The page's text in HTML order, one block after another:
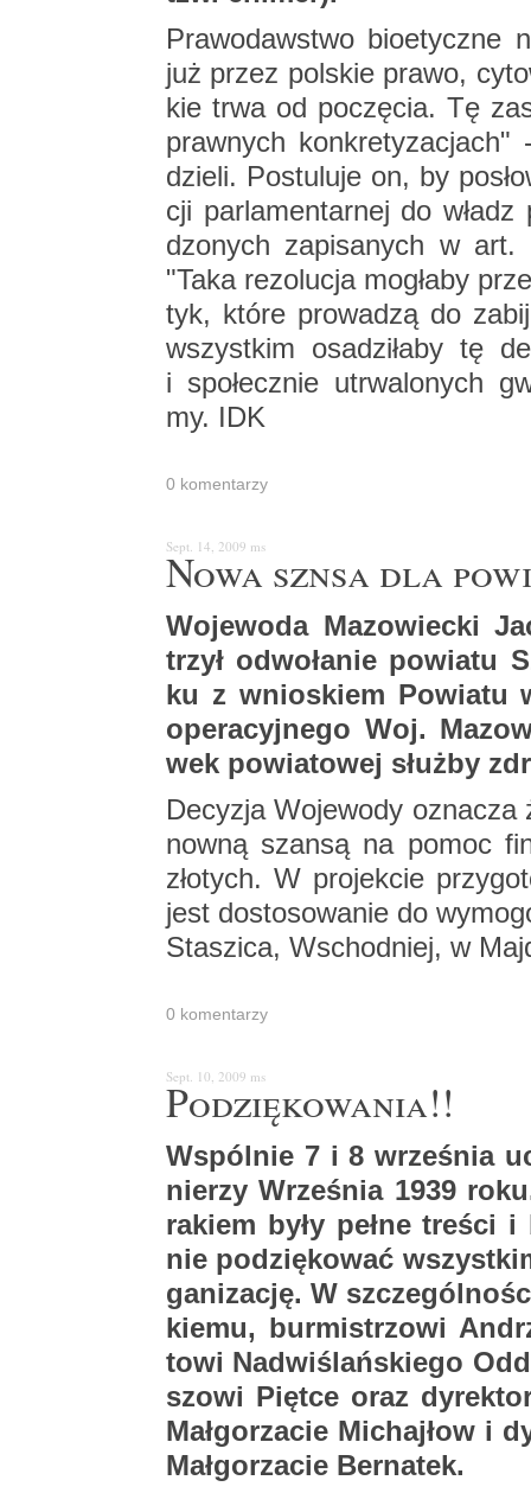
Pra­wo­daw­stwo bio­etycz­ne
już przez pol­skie prawo,
kie trwa od po­czę­cia. Tę
praw­nych
dzie­li. Po­stu­lu­je on, by
cji par­la­men­tar­nej do
dzo­nych za­pi­sa­nych w
"Taka re­zo­lu­cja mo­gła­by
tyk, które pro­wa­dzą do
wszyst­kim osa­dzi­ła­by tę
i spo­łecz­nie utrwa­lo­nych
my. IDK
0 ko­men­ta­rzy
Sept. 14, 2009 ms
Nowa sznsa dla
Wo­je­wo­da Ma­zo­wiec­ki
trzył od­wo­ła­nie po­wia­tu
ku z wnio­skiem Po­wia­tu
ope­ra­cyj­ne­go Woj.
wek po­wia­to­wej służ­by
De­cy­zja Wo­je­wo­dy
now­ną szan­są na pomoc
zło­tych. W pro­jek­cie
jest do­sto­so­wa­nie do
Sta­szi­ca, Wschod­niej, w
0 ko­men­ta­rzy
Sept. 10, 2009 ms
Po­dzię­ko­wa­nia!!
Wspól­nie 7 i 8 wrze­śnia
nie­rzy Wrze­śnia 1939
ra­kiem były pełne tre­ści
nie po­dzię­ko­wać
ga­ni­za­cję. W
kie­mu, bur­mi­strzo­wi
to­wi Nad­wi­ślań­skie­go
szo­wi Pięt­ce oraz
Mał­go­rza­cie Mi­chaj­łow i
Mał­go­rza­cie Ber­na­tek.